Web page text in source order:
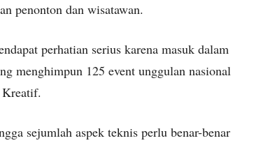
penonton dan wisatawan.
perhatian serius karena masuk dalam
menghimpun 125 event unggulan nasional
sejumlah aspek teknis perlu benar-benar